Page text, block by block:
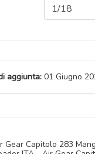
aggiunta:01 Giugno
Capitolo 283